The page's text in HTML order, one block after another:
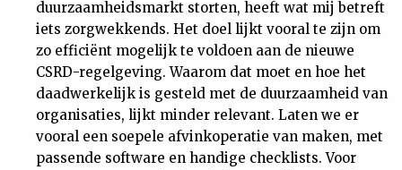
duurzaamheidsmarkt storten, heeft wat mij betreft
iets zorgwekkends. Het doel lijkt vooral te zijn om
zo efficiënt mogelijk te voldoen aan de nieuwe
CSRD-regelgeving. Waarom dat moet en hoe het
daadwerkelijk is gesteld met de duurzaamheid van
organisaties, lijkt minder relevant. Laten we er
vooral een soepele afvinkoperatie van maken, met
passende software en handige checklists. Voor